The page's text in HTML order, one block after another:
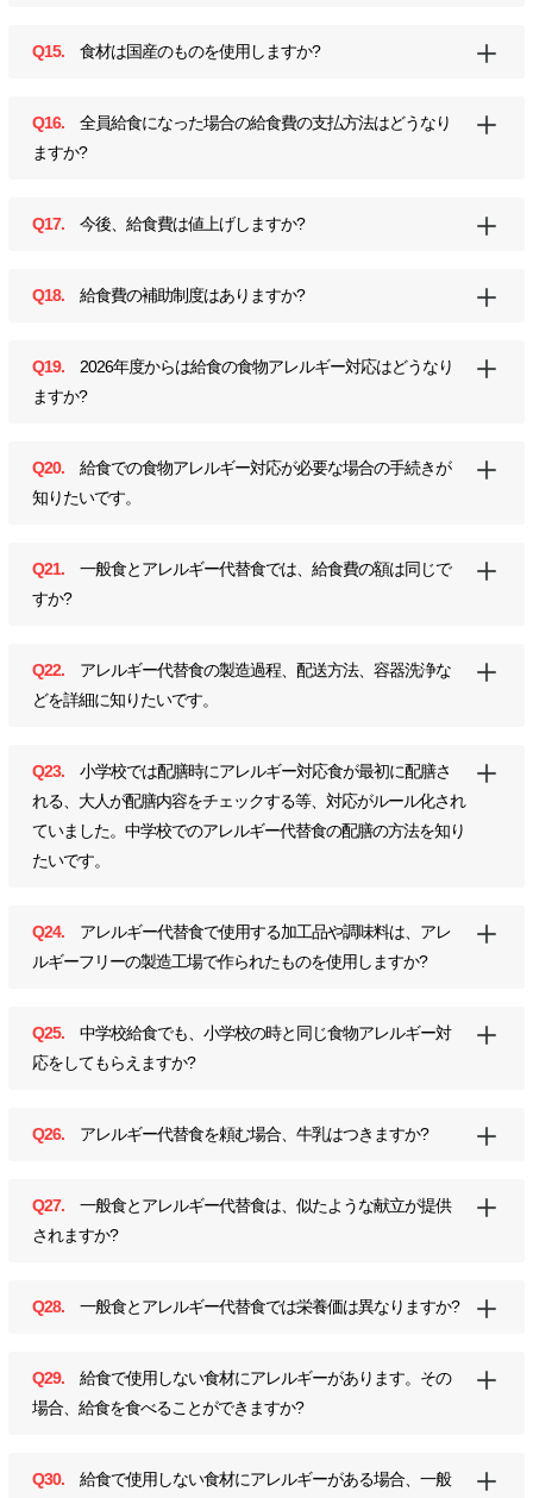
Q15.食材は国産のものを使用しますか?
Q16.全員給食になった場合の給食費の支払方法はどうなり
ますか?
Q17.今後、給食費は値上げしますか?
Q18.給食費の補助制度はありますか?
Q19.2026年度からは給食の食物アレルギー対応はどうなり
ますか?
Q20.給食での食物アレルギー対応が必要な場合の手続きが
知りたいです。
Q21.一般食とアレルギー代替食では、給食費の額は同じで
すか?
Q22.アレルギー代替食の製造過程、配送方法、容器洗浄な
どを詳細に知りたいです。
Q23.小学校では配膳時にアレルギー対応食が最初に配膳さ
れる、大人が配膳内容をチェックする等、対応がルール化され
ていました。中学校でのアレルギー代替食の配膳の方法を知り
たいです。
Q24.アレルギー代替食で使用する加工品や調味料は、アレ
ルギーフリーの製造工場で作られたものを使用しますか?
Q25.中学校給食でも、小学校の時と同じ食物アレルギー対
応をしてもらえますか?
Q26.アレルギー代替食を頼む場合、牛乳はつきますか?
Q27.一般食とアレルギー代替食は、似たような献立が提供
されますか?
Q28.一般食とアレルギー代替食では栄養価は異なりますか?
Q29.給食で使用しない食材にアレルギーがあります。その
場合、給食を食べることができますか?
Q30.給食で使用しない食材にアレルギーがある場合、一般